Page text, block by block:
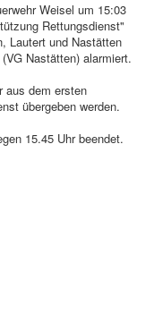
Weisel um 15:03
Rettungsdienst"
Lautert und Nastätten
Nastätten) alarmiert.
aus dem ersten
übergeben werden.
15.45 Uhr beendet.